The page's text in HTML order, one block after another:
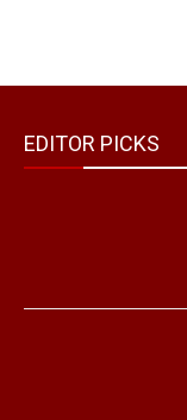
EDITOR PICKS